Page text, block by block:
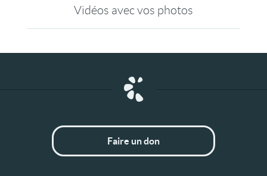
Vidéos avec vos photos
Faire un don